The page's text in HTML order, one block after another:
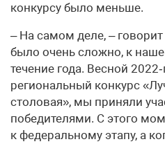
конкурсу было меньше.
– На самом деле, –
было очень сложно, к
течение года. Весной
региональный конкурс
столовая», мы приняли
победителями. С этого
к федеральному этапу, а